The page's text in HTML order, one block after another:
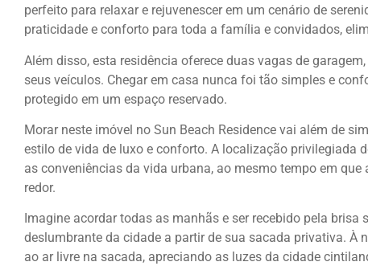
perfeito para relaxar e rejuvenescer em um cenário de
praticidade e conforto para toda a família e convidados,
Além disso, esta residência oferece duas vagas de
seus veículos. Chegar em casa nunca foi tão simples e
protegido em um espaço reservado.
Morar neste imóvel no Sun Beach Residence vai além de
estilo de vida de luxo e conforto. A localização privilegiada
as conveniências da vida urbana, ao mesmo tempo em
redor.
Imagine acordar todas as manhãs e ser recebido pela
deslumbrante da cidade a partir de sua sacada privativa. À
ao ar livre na sacada, apreciando as luzes da cidade